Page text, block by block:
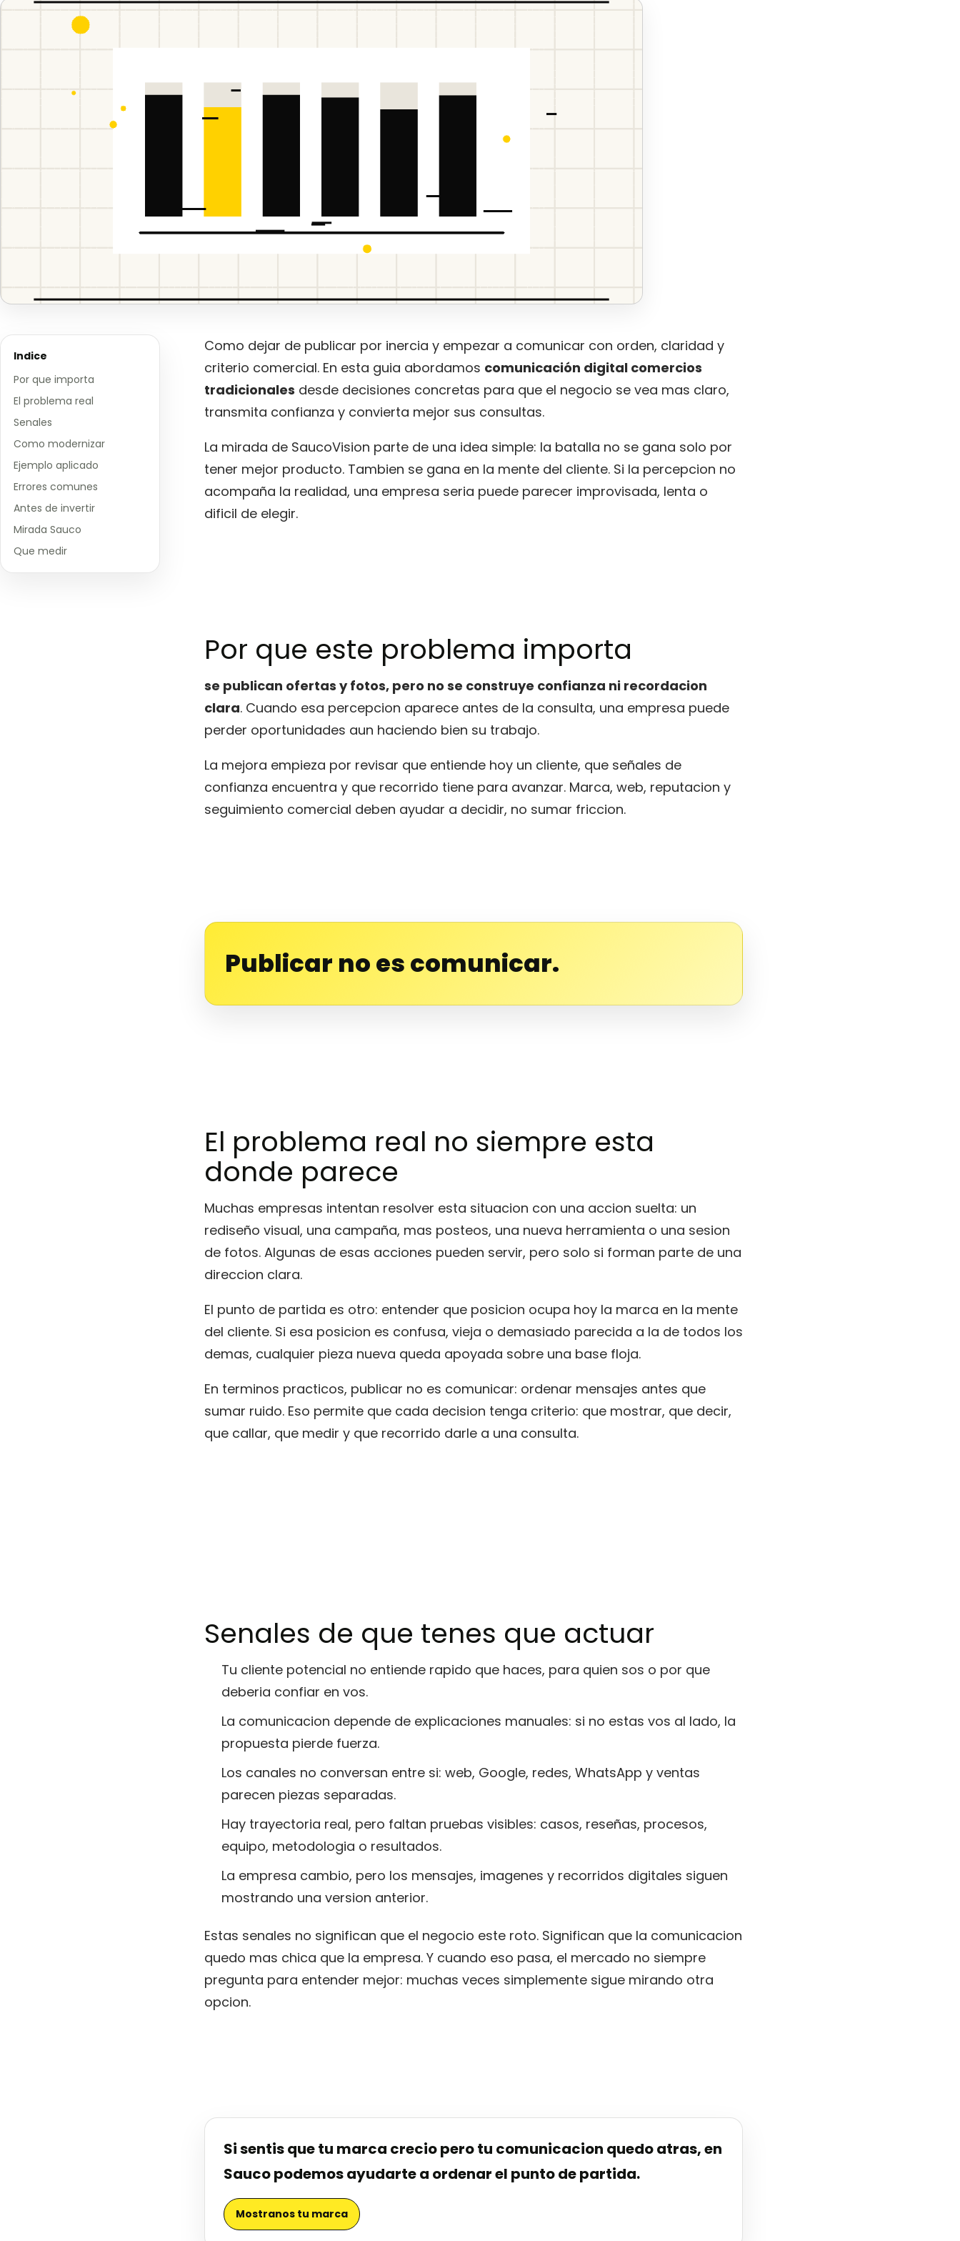
Indice
Por que importa
El problema real
Senales
Como modernizar
Ejemplo aplicado
Errores comunes
Antes de invertir
Mirada Sauco
Que medir
Como dejar de publicar por inercia y empezar a comunicar con orden, claridad y
criterio comercial. En esta guia abordamos comunicación digital comercios
tradicionales desde decisiones concretas para que el negocio se vea mas claro,
transmita confianza y convierta mejor sus consultas.
La mirada de SaucoVision parte de una idea simple: la batalla no se gana solo por
tener mejor producto. Tambien se gana en la mente del cliente. Si la percepcion no
acompaña la realidad, una empresa seria puede parecer improvisada, lenta o
dificil de elegir.
Por que este problema importa
se publican ofertas y fotos, pero no se construye confianza ni recordacion
clara. Cuando esa percepcion aparece antes de la consulta, una empresa puede
perder oportunidades aun haciendo bien su trabajo.
La mejora empieza por revisar que entiende hoy un cliente, que señales de
confianza encuentra y que recorrido tiene para avanzar. Marca, web, reputacion y
seguimiento comercial deben ayudar a decidir, no sumar friccion.
Publicar no es comunicar.
El problema real no siempre esta
donde parece
Muchas empresas intentan resolver esta situacion con una accion suelta: un
rediseño visual, una campaña, mas posteos, una nueva herramienta o una sesion
de fotos. Algunas de esas acciones pueden servir, pero solo si forman parte de una
direccion clara.
El punto de partida es otro: entender que posicion ocupa hoy la marca en la mente
del cliente. Si esa posicion es confusa, vieja o demasiado parecida a la de todos los
demas, cualquier pieza nueva queda apoyada sobre una base floja.
En terminos practicos, publicar no es comunicar: ordenar mensajes antes que
sumar ruido. Eso permite que cada decision tenga criterio: que mostrar, que decir,
que callar, que medir y que recorrido darle a una consulta.
Senales de que tenes que actuar
Tu cliente potencial no entiende rapido que haces, para quien sos o por que
deberia confiar en vos.
La comunicacion depende de explicaciones manuales: si no estas vos al lado, la
propuesta pierde fuerza.
Los canales no conversan entre si: web, Google, redes, WhatsApp y ventas
parecen piezas separadas.
Hay trayectoria real, pero faltan pruebas visibles: casos, reseñas, procesos,
equipo, metodologia o resultados.
La empresa cambio, pero los mensajes, imagenes y recorridos digitales siguen
mostrando una version anterior.
Estas senales no significan que el negocio este roto. Significan que la comunicacion
quedo mas chica que la empresa. Y cuando eso pasa, el mercado no siempre
pregunta para entender mejor: muchas veces simplemente sigue mirando otra
opcion.
Si sentis que tu marca crecio pero tu comunicacion quedo atras, en
Sauco podemos ayudarte a ordenar el punto de partida.
Mostranos tu marca